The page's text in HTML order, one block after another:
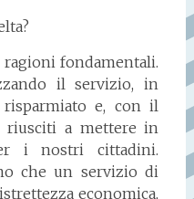
ragioni fondamentali.
il servizio, in
e, con il
riusciti a mettere in
i nostri cittadini.
che un servizio di
economica,